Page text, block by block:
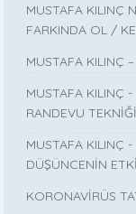
MUSTAFA KILINÇ
FARKINDA OL /
MUSTAFA KILINÇ
MUSTAFA KILINÇ
RANDEVU TEKNİĞİ
MUSTAFA KILINÇ
DÜŞÜNCENİN
KORONAVİRÜS